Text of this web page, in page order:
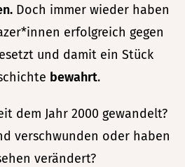
Doch immer wieder haben
erfolgreich gegen
und damit ein Stück
bewahrt.
dem Jahr 2000 gewandelt?
verschwunden oder haben
verändert?